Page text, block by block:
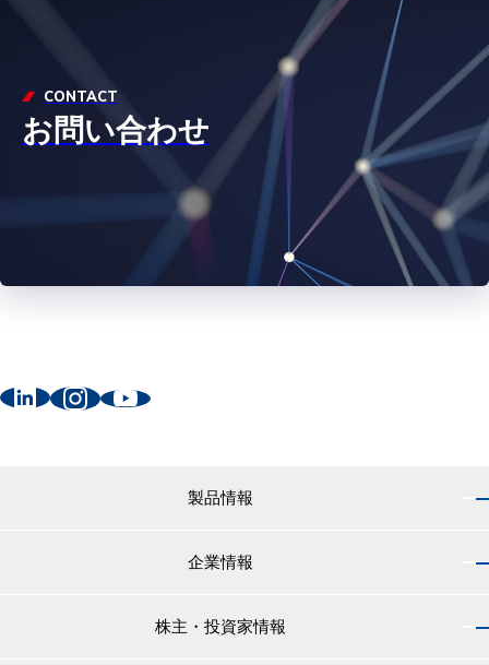
CONTACT
お問い合わせ
製品情報
企業情報
株主・投資家情報